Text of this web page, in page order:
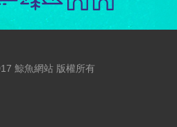
鯨魚網站 版權所有